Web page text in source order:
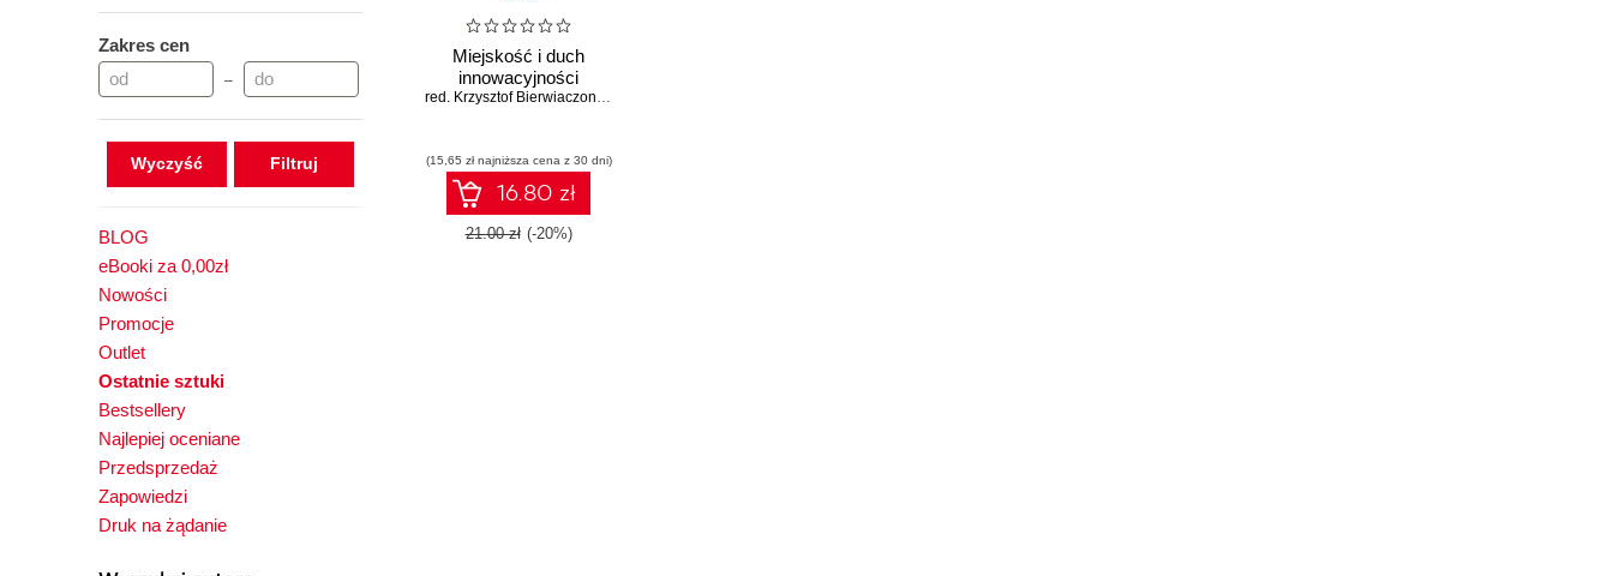
Zakres cen
–
Wyczyść
BLOG
eBooki za 0,00zł
Nowości
Promocje
Outlet
Ostatnie sztuki
Bestsellery
Najlepiej oceniane
Przedsprzedaż
Zapowiedzi
Druk na żądanie
Miejskość i duch
innowacyjności
red. Krzysztof Bierwiaczonek
(15,65 zł najniższa cena z 30 dni)
16.80 zł
21.00 zł (-20%)